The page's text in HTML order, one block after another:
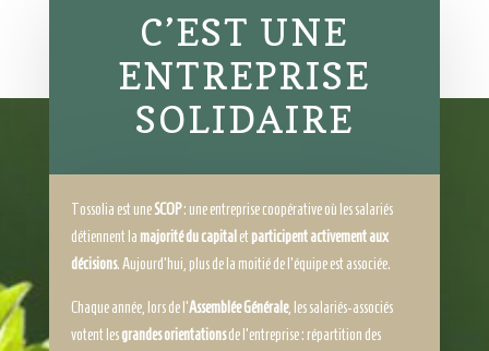
C’EST UNE
ENTREPRISE
SOLIDAIRE
Tossolia est uneSCOP: une entreprise coopérative où les salariés
détiennent la majorité du capital et participent activement aux
décisions. Aujourd’hui, plus de la moitié de l’équipe est associée.
Chaque année, lors de l’Assemblée Générale, les salariés-associés
votent lesgrandes orientationsde l’entreprise : répartition des